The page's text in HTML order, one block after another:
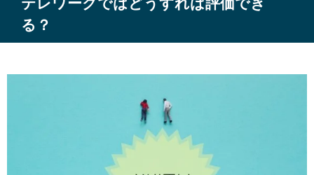
テレワークではどうすれば評価でき
る？